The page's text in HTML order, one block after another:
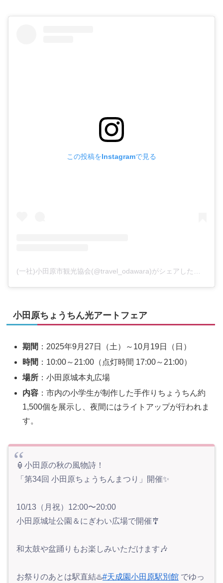
この投稿をInstagramで見る
小田原ちょうちん光アートフェア
期間 ：2025年9月27日（土）～10月19日（日）
時間 ：10:00～21:00（点灯時間 17:00～21:00）
場所 ：小田原城本丸広場
内容 ：市内の小学生が制作した手作りちょうちん約
1,500個を展示し、夜間にはライトアップが行われま
す。
🏮小田原の秋の風物詩！
「第34回 小田原ちょうちんまつり」開催✨
10/13（月祝）12:00〜20:00
小田原城址公園＆にぎわい広場で開催🎐
和太鼓や盆踊りもお楽しみいただけます🎶
お祭りのあとは駅直結♨️#天成園小田原駅別館 でゆっ